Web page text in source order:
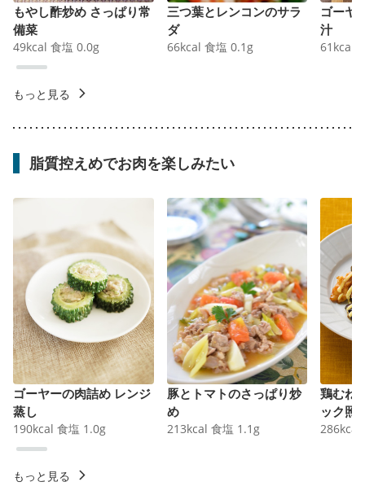
もやし酢炒め さっぱり常
備菜
49kcal 食塩 0.0g
三つ葉とレンコンのサラ
ダ
66kcal 食塩 0.1 g
ゴーヤ
汁
61 kcal
もっと見る
脂質控えめでお肉を楽しみたい
ゴーヤーの肉詰め レンジ
蒸し
190kcal 食塩 1.0g
豚とトマトのさっぱり炒
め
213kcal 食塩 1.1 g
鶏むね
ック照
286kcal
もっと見る